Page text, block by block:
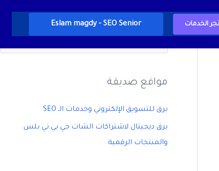
الخدمات Eslam magdy - SEO Senior
ا
ل
ح
ن
:
مواقع صديقة
برق للتسويق الإلكتروني وخدمات الـ SEO
برق ديجيتال لاشتراكات الشات جي بي تي بلس
والمنتجات الرقمية